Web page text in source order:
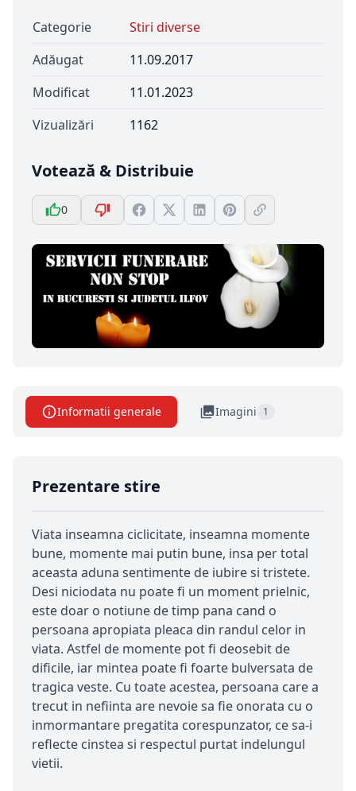
Categorie
Stiri diverse
Adăugat
11.09.2017
Modificat
11.01.2023
Vizualizări
1162
Votează & Distribuie
0
Informatii generale Imagini 1
Prezentare stire
Viata inseamna ciclicitate, inseamna momente
bune, momente mai putin bune, insa per total
aceasta aduna sentimente de iubire si tristete.
Desi niciodata nu poate fi un moment prielnic,
este doar o notiune de timp pana cand o
persoana apropiata pleaca din randul celor in
viata. Astfel de momente pot fi deosebit de
dificile, iar mintea poate fi foarte bulversata de
tragica veste. Cu toate acestea, persoana care a
trecut in nefiinta are nevoie sa fie onorata cu o
inmormantare pregatita corespunzator, ce sa-i
reflecte cinstea si respectul purtat indelungul
vietii.